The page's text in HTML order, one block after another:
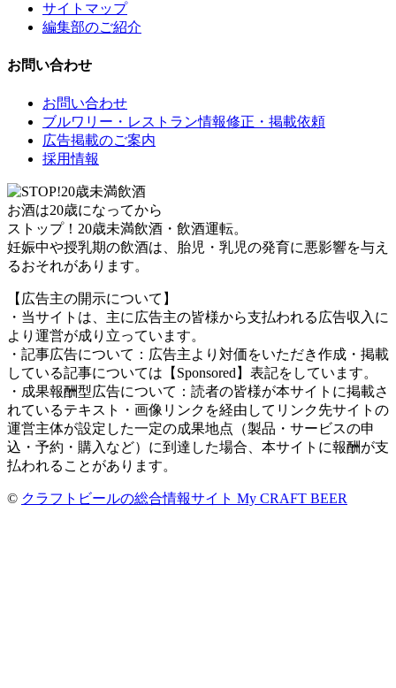
サイトマップ
編集部のご紹介
お問い合わせ
お問い合わせ
ブルワリー・レストラン情報修正・掲載依頼
広告掲載のご案内
採用情報
お酒は20歳になってから
ストップ！20歳未満飲酒・飲酒運転。
妊娠中や授乳期の飲酒は、胎児・乳児の発育に悪影響を与え
るおそれがあります。
【広告主の開示について】
・当サイトは、主に広告主の皆様から支払われる広告収入に
より運営が成り立っています。
・記事広告について：広告主より対価をいただき作成・掲載
している記事については【Sponsored】表記をしています。
・成果報酬型広告について：読者の皆様が本サイトに掲載さ
れているテキスト・画像リンクを経由してリンク先サイトの
運営主体が設定した一定の成果地点（製品・サービスの申
込・予約・購入など）に到達した場合、本サイトに報酬が支
払われることがあります。
© クラフトビールの総合情報サイト My CRAFT BEER